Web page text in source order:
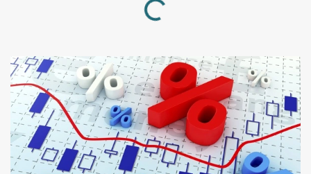
Loading...